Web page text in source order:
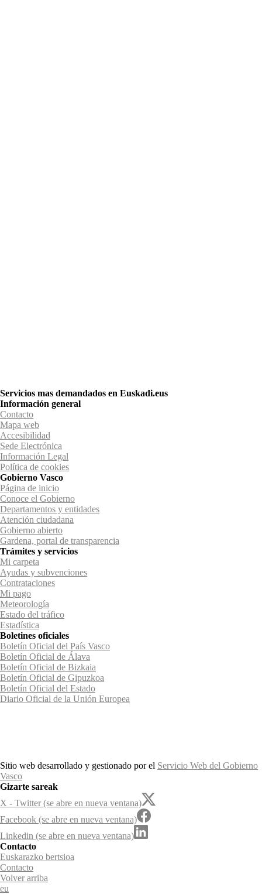
Servicios mas demandados en Euskadi.eus
Información general
Contacto
Mapa web
Accesibilidad
Sede Electrónica
Información Legal
Política de cookies
Gobierno Vasco
Página de inicio
Conoce el Gobierno
Departamentos y entidades
Atención ciudadana
Gobierno abierto
Gardena, portal de transparencia
Trámites y servicios
Mi carpeta
Ayudas y subvenciones
Contrataciones
Mi pago
Meteorología
Estado del tráfico
Estadística
Boletines oficiales
Boletín Oficial del País Vasco
Boletín Oficial de Álava
Boletín Oficial de Bizkaia
Boletín Oficial de Gipuzkoa
Boletín Oficial del Estado
Diario Oficial de la Unión Europea
Sitio web desarrollado y gestionado por el Servicio Web del Gobierno
Vasco
Gizarte sareak
X - Twitter (se abre en nueva ventana)
Facebook (se abre en nueva ventana)
Linkedin (se abre en nueva ventana)
Contacto
Euskarazko bertsioa
Contacto
Volver arriba
eu